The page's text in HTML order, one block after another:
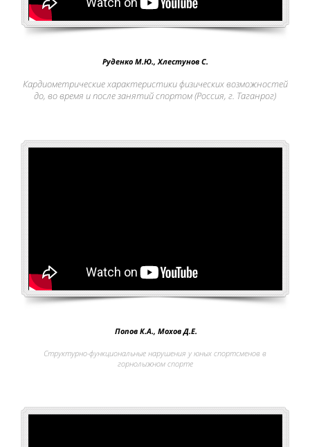
Руденко М.Ю., Хлестунов С.
Кардиометрические характеристики физических возможностей
до, во время и после занятий спортом (Россия, г. Таганрог)
Попов К.А., Мохов Д.Е.
Структурно-функциональные нарушения у юных спортсменов в
горнолыжном спорте